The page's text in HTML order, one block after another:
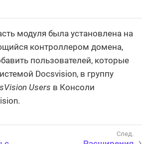
модуля была установлена на
контроллером домена,
пользователей, которые
Docsvision, в группу
Users в Консоли